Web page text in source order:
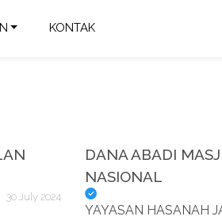
KONTAK
30 July 2024
DANA ABADI
NASIONAL
YAYASAN HASANAH